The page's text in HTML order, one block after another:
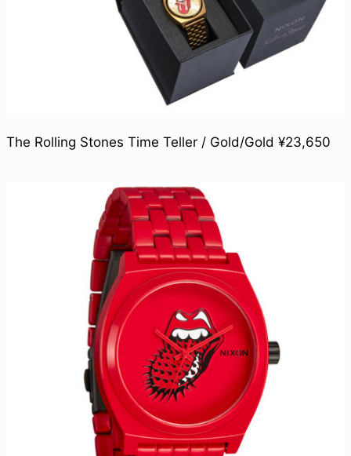
The Rolling Stones Time Teller / Gold/Gold ¥23,650